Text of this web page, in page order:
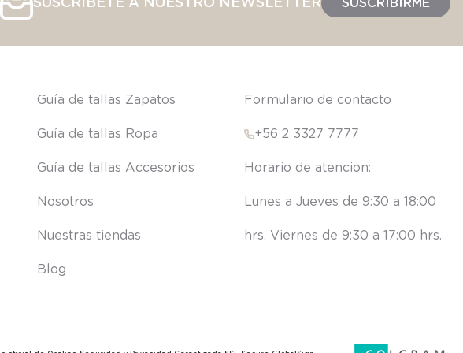
SUSCRIBIRME
Guía de tallas Zapatos
Guía de tallas Ropa
Guía de tallas Accesorios
Nosotros
Nuestras tiendas
Blog
Formulario de contacto
+56 2 3327 7777
Lunes a Jueves de 9:30 a 18:00
hrs. Viernes de 9:30 a 17:00 hrs.